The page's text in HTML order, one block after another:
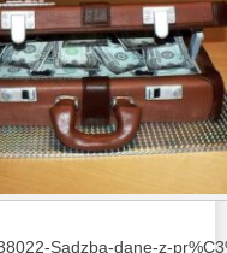
Sadzba-dane-z-